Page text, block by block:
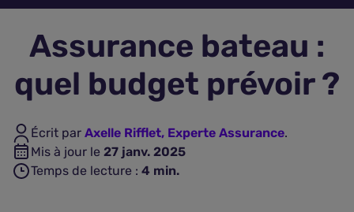
Assurance Animaux
Assurance vie
Plus d'assurances
Assurance bateau :
quel budget prévoir ?
Écrit par Axelle Rifflet, Experte Assurance.
Mis à jour le 27 janv. 2025
Temps de lecture : 4 min.